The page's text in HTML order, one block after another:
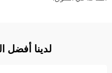
لدينا أفضل